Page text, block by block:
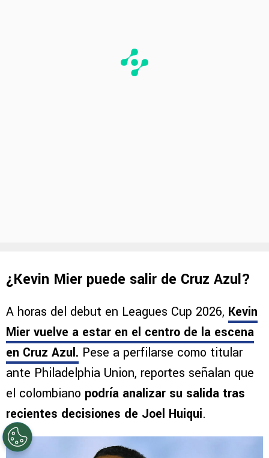
¿Kevin Mier puede salir de Cruz Azul?
A horas del debut en Leagues Cup 2026, Kevin
Mier vuelve a estar en el centro de la escena
en Cruz Azul. Pese a perfilarse como titular
ante Philadelphia Union, reportes señalan que
el colombiano podría analizar su salida tras
recientes decisiones de Joel Huiqui.